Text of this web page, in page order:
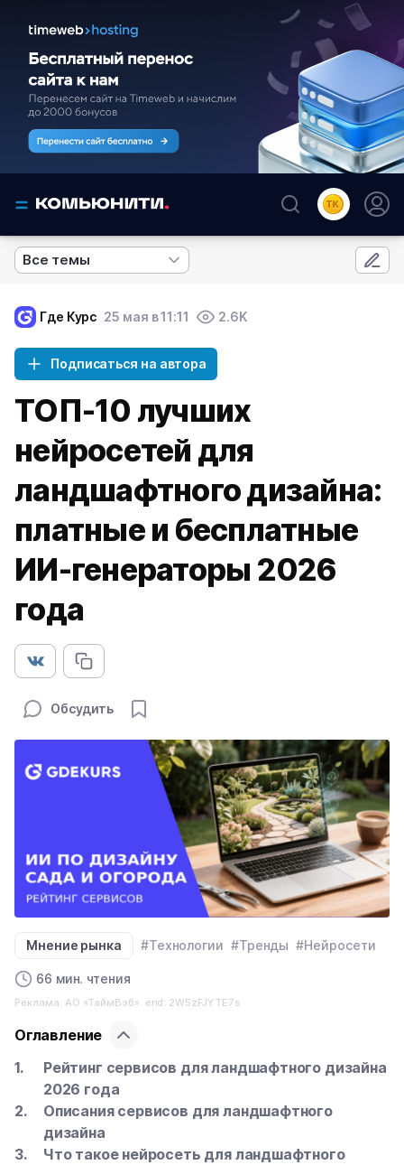
Все темы
Где Курс 25 мая в 11:11 2.6K
Подписаться на автора
ТОП-10 лучших
нейросетей для
ландшафтного дизайна:
платные и бесплатные
ИИ-генераторы 2026
года
Обсудить
Мнение рынка #Технологии #Тренды #Нейросети
66 мин. чтения
Реклама. АО «ТаймВэб». erid: 2W5zFJYTE7s
Оглавление
Рейтинг сервисов для ландшафтного дизайна
2026 года
Описания сервисов для ландшафтного
дизайна
Что такое нейросеть для ландшафтного